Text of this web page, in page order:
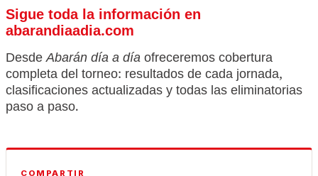
Sigue toda la información en
abarandiaadia.com
DesdeAbarán día a díaofreceremos cobertura
completa del torneo: resultados de cada jornada,
clasificaciones actualizadas y todas las eliminatorias
paso a paso.
COMPARTIR